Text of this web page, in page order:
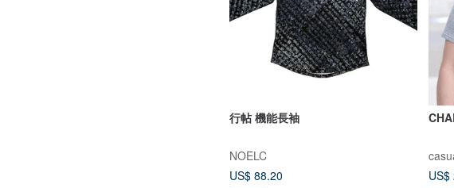
行帖 機能長袖
NOELC
US$ 88.20
US$